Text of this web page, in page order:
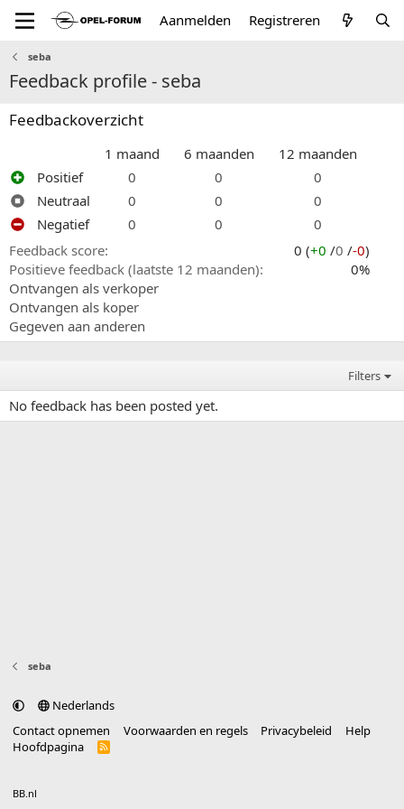
Aanmelden Registreren
seba
Feedback profile - seba
Feedbackoverzicht
1 maand 6 maanden
12 maanden
Positief
0 0
0
Neutraal
0 0
0
Negatief
0 0
0
Feedback score
0 (+0 /0 /-0)
Positieve feedback (laatste 12 maanden)
0%
Ontvangen als verkoper
Ontvangen als koper
Gegeven aan anderen
Filters
No feedback has been posted yet.
seba
Nederlands
Contact opnemen
Voorwaarden en regels Privacybeleid
Help
Hoofdpagina
R
BB.nl